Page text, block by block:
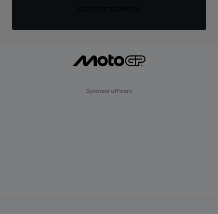
Sponsor ufficiali